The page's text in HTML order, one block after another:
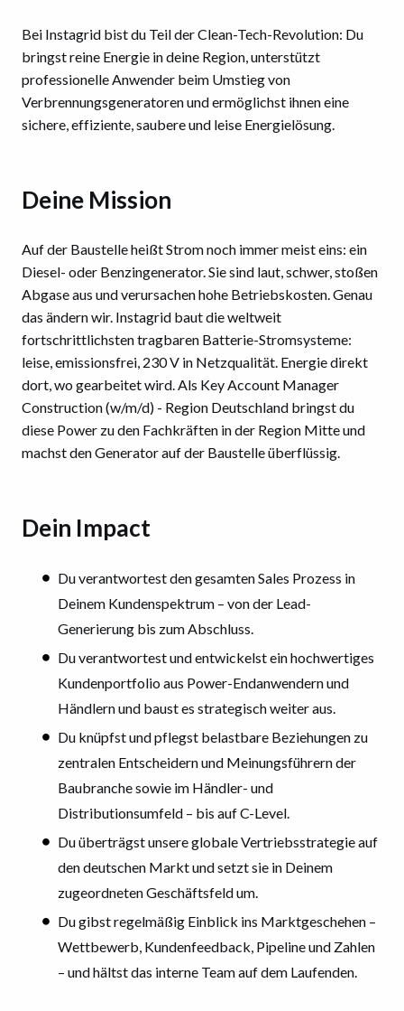
Bei Instagrid bist du Teil der Clean-Tech-Revolution: Du
bringst reine Energie in deine Region, unterstützt
professionelle Anwender beim Umstieg von
Verbrennungsgeneratoren und ermöglichst ihnen eine
sichere, effiziente, saubere und leise Energielösung.
Deine Mission
Auf der Baustelle heißt Strom noch immer meist eins: ein
Diesel- oder Benzingenerator. Sie sind laut, schwer, stoßen
Abgase aus und verursachen hohe Betriebskosten. Genau
das ändern wir. Instagrid baut die weltweit
fortschrittlichsten tragbaren Batterie-Stromsysteme:
leise, emissionsfrei, 230 V in Netzqualität. Energie direkt
dort, wo gearbeitet wird. Als Key Account Manager
Construction (w/m/d) - Region Deutschland bringst du
diese Power zu den Fachkräften in der Region Mitte und
machst den Generator auf der Baustelle überflüssig.
Dein Impact
Du verantwortest den gesamten Sales Prozess in
Deinem Kundenspektrum – von der Lead-
Generierung bis zum Abschluss.
Du verantwortest und entwickelst ein hochwertiges
Kundenportfolio aus Power-Endanwendern und
Händlern und baust es strategisch weiter aus.
Du knüpfst und pflegst belastbare Beziehungen zu
zentralen Entscheidern und Meinungsführern der
Baubranche sowie im Händler- und
Distributionsumfeld – bis auf C-Level.
Du überträgst unsere globale Vertriebsstrategie auf
den deutschen Markt und setzt sie in Deinem
zugeordneten Geschäftsfeld um.
Du gibst regelmäßig Einblick ins Marktgeschehen –
Wettbewerb, Kundenfeedback, Pipeline und Zahlen
– und hältst das interne Team auf dem Laufenden.